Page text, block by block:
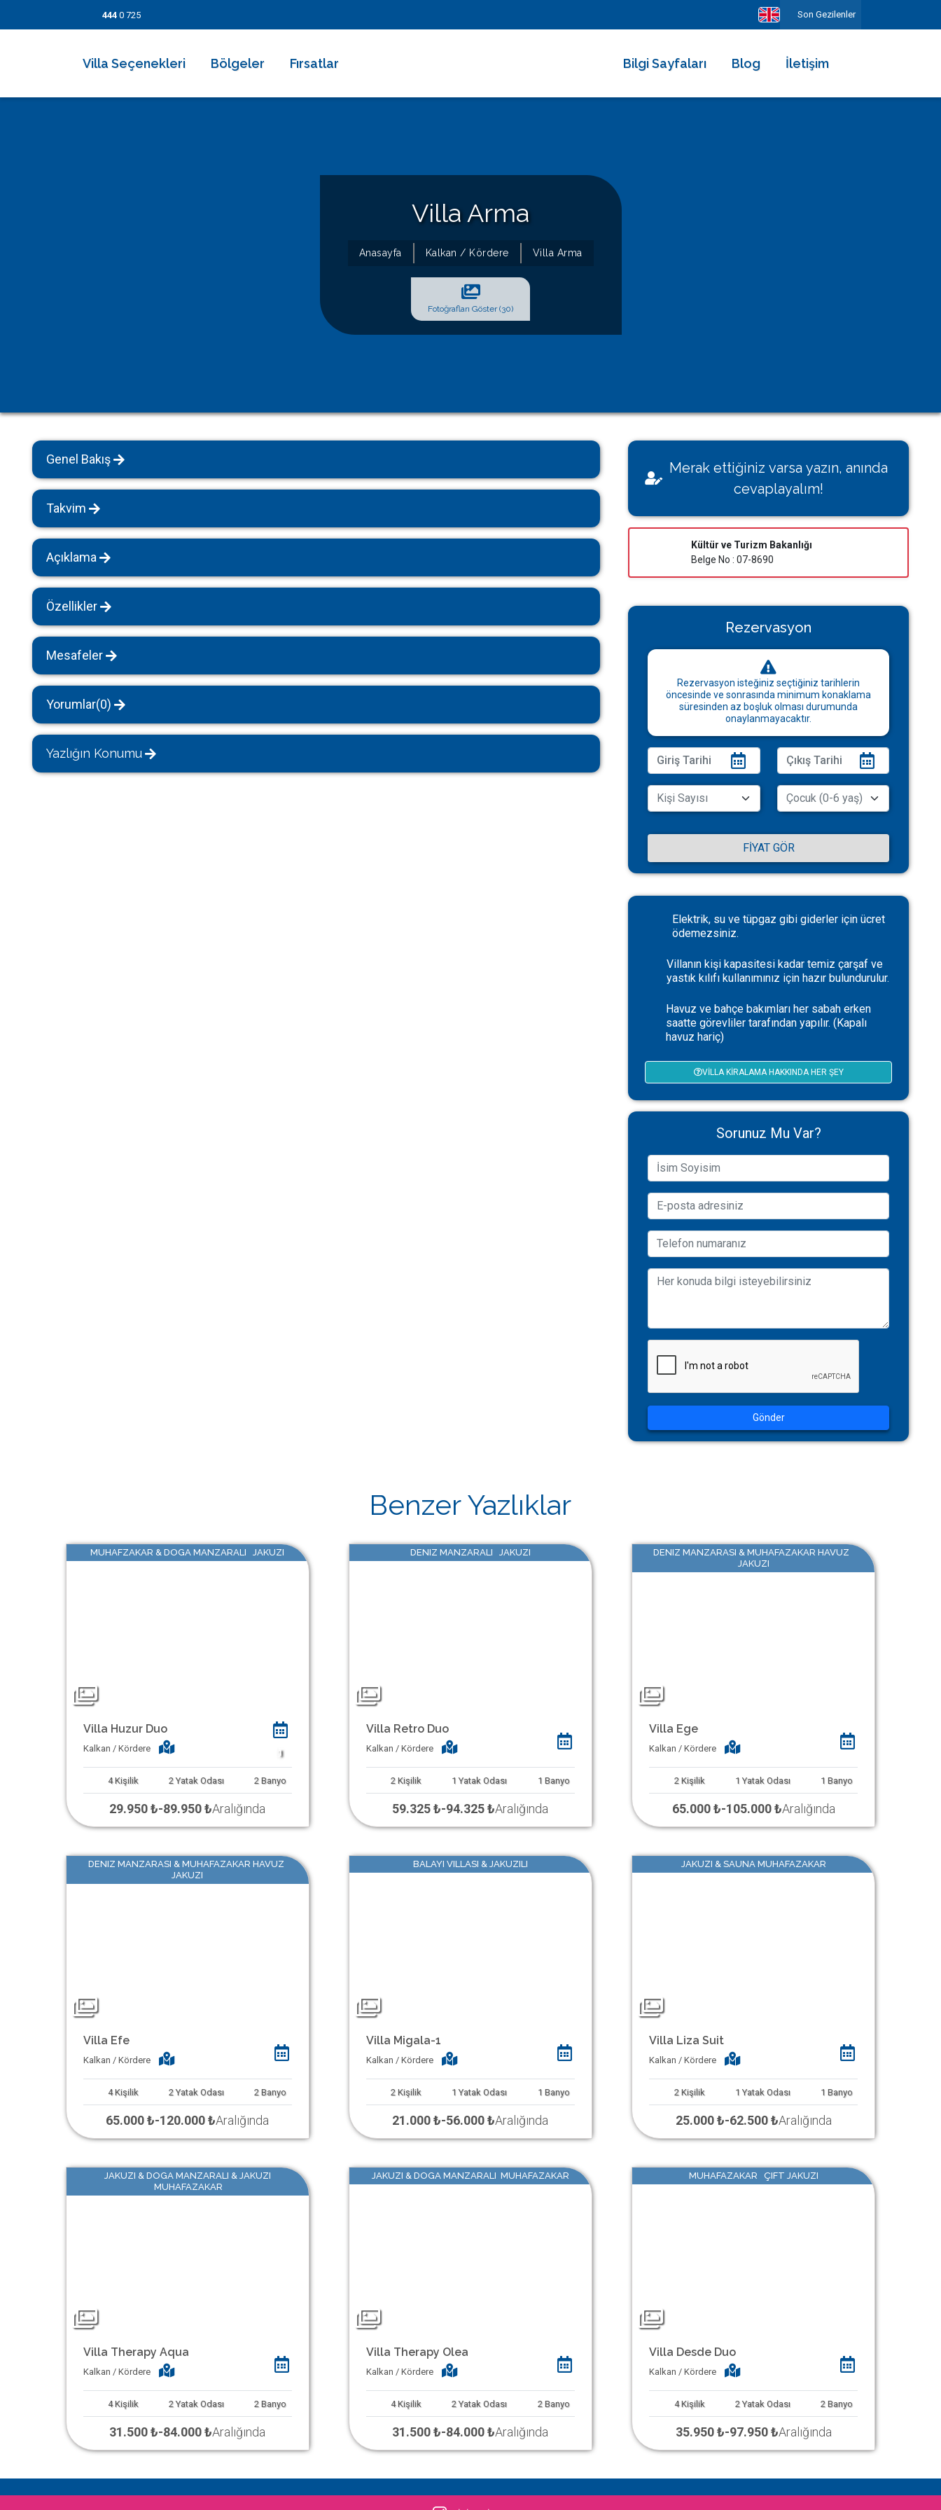
444 0 725 Son Gezilenler
Villa Seçenekleri
Kiralık Apartlar
Bungalov Evler
Kahvaltı Dahil Villalar
Tüm Villalar
Bölgeler Fırsatlar Bilgi Sayfaları
Villamı Kiraya Vermek İstiyorum
Sağlığınız Bizim İçin Değerli
Konut İzin Belge Başvurusu
Bakanlık Belgeli Konutlar
Blog İletişim
Villa Arma
Anasayfa Kalkan / Kördere Villa Arma
Fotoğrafları Göster (30)
Genel Bakış
Takvim
Açıklama
Özellikler
Mesafeler
Yorumlar(0)
Yazlığın Konumu
Merak ettiğiniz varsa yazın, anında
cevaplayalım!
Kültür ve Turizm Bakanlığı
Belge No : 07-8690
Rezervasyon
Rezervasyon isteğiniz seçtiğiniz tarihlerin
öncesinde ve sonrasında minimum konaklama
süresinden az boşluk olması durumunda
onaylanmayacaktır.
FIYAT GÖR
Elektrik, su ve tüpgaz gibi giderler için ücret
ödemezsiniz.
Villanın kişi kapasitesi kadar temiz çarşaf ve
yastık kılıfı kullanımınız için hazır bulundurulur.
Havuz ve bahçe bakımları her sabah erken
saatte görevliler tarafından yapılır. (Kapalı
havuz hariç)
VILLA KIRALAMA HAKKINDA HER ŞEY
Sorunuz Mu Var?
Gönder
Benzer Yazlıklar
MUHAFZAKAR & DOGA MANZARALI JAKUZI
Villa Huzur Duo
Kalkan / Kördere 1
4 Kişilik 2 Yatak Odası 2 Banyo
29.950 ₺-89.950 ₺Aralığında
DENIZ MANZARALI JAKUZI
Villa Retro Duo
Kalkan / Kördere
2 Kişilik 1 Yatak Odası 1 Banyo
59.325 ₺-94.325 ₺Aralığında
DENIZ MANZARASI & MUHAFAZAKAR HAVUZ
JAKUZI
Villa Ege
Kalkan / Kördere
2 Kişilik 1 Yatak Odası 1 Banyo
65.000 ₺-105.000 ₺Aralığında
DENIZ MANZARASI & MUHAFAZAKAR HAVUZ
JAKUZI
Villa Efe
Kalkan / Kördere
4 Kişilik 2 Yatak Odası 2 Banyo
65.000 ₺-120.000 ₺Aralığında
BALAYI VILLASI & JAKUZILI
Villa Migala-1
Kalkan / Kördere
2 Kişilik 1 Yatak Odası 1 Banyo
21.000 ₺-56.000 ₺Aralığında
JAKUZI & SAUNA MUHAFAZAKAR
Villa Liza Suit
Kalkan / Kördere
2 Kişilik 1 Yatak Odası 1 Banyo
25.000 ₺-62.500 ₺Aralığında
JAKUZI & DOGA MANZARALI & JAKUZI
MUHAFAZAKAR
Villa Therapy Aqua
Kalkan / Kördere
4 Kişilik 2 Yatak Odası 2 Banyo
31.500 ₺-84.000 ₺Aralığında
JAKUZI & DOGA MANZARALI MUHAFAZAKAR
Villa Therapy Olea
Kalkan / Kördere
4 Kişilik 2 Yatak Odası 2 Banyo
31.500 ₺-84.000 ₺Aralığında
MUHAFAZAKAR ÇIFT JAKUZI
Villa Desde Duo
Kalkan / Kördere
4 Kişilik 2 Yatak Odası 2 Banyo
35.950 ₺-97.950 ₺Aralığında